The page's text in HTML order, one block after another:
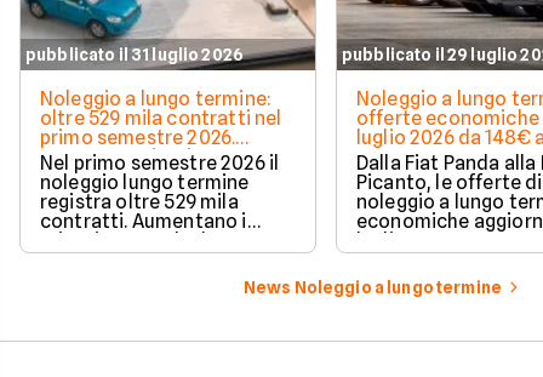
pubblicato il 31 luglio 2026
Noleggio a lungo termine:
oltre 529 mila contratti nel
primo semestre 2026.
Crescono privati e auto
elettrificate
Nel primo semestre 2026 il
noleggio lungo termine
registra oltre 529 mila
contratti. Aumentano i
privati, cresce la durata
media e accelerano ibride
plug-in ed elettriche. Ecco i
pubblicato il 29 luglio
Noleggio a lungo
offerte economiche
luglio 2026 da 148€
Dalla Fiat Panda alla
Picanto, le offerte di
noleggio a lungo
economiche
luglio 2026, con
partire da 148€ al
News Noleggio a lungo termine